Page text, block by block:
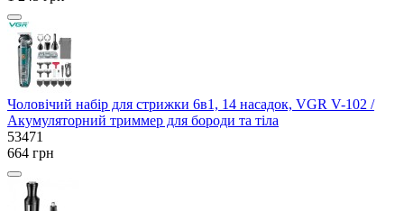
Чоловічий набір для стрижки 6в1, 14 насадок, VGR V-102 /
Акумуляторний триммер для бороди та тіла
53471
664 грн